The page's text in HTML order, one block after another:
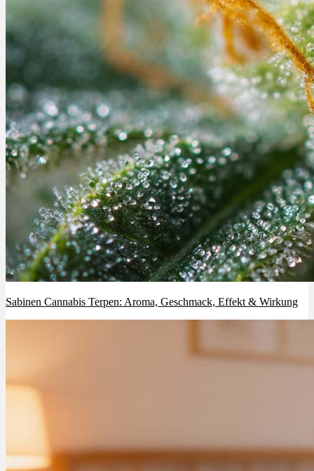
Sabinen Cannabis Terpen: Aroma, Geschmack, Effekt & Wirkung